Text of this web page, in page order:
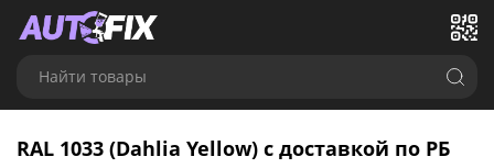
Найти товары
RAL 1033 (Dahlia Yellow) с доставкой по РБ